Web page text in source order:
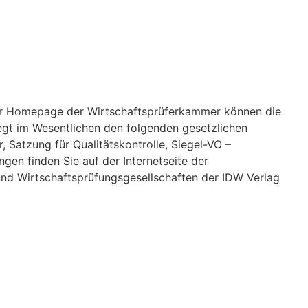
der Wirtschaftsprüferkammer können die
im Wesentlichen den folgenden gesetzlichen
Satzung für Qualitätskontrolle, Siegel-VO –
finden Sie auf der Internetseite der
Wirtschaftsprüfungsgesellschaften der IDW Verlag